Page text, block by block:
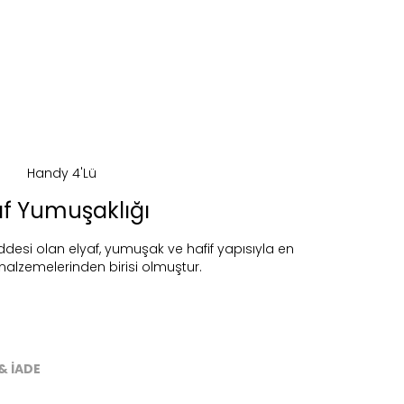
Yumuşaklığı
olan elyaf, yumuşak ve hafif yapısıyla en
birisi olmuştur.
İADE